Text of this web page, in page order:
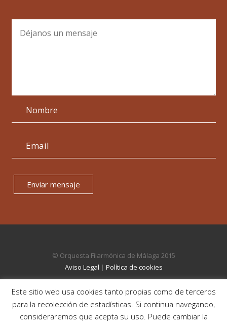
Enviar mensaje
© Orquesta Filarmónica de Málaga 2015
Aviso Legal | Política de cookies
Este sitio web usa cookies tanto propias como de terceros
para la recolección de estadísticas. Si continua navegando,
consideraremos que acepta su uso. Puede cambiar la